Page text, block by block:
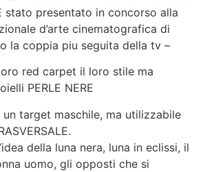
stato presentato in concorso alla
d’arte cinematografica di
la coppia piu seguita della tv –
red carpet il loro stile ma
PERLE NERE
un target maschile, ma utilizzabile
della luna nera, luna in eclissi, il
uomo, gli opposti che si